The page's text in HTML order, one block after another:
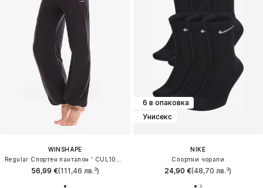
WINSHAPE
56,99 €(111,46 лв.³)
6 в опаковка
Унисекс
NIKE
Спортни чорапи
24,90 €(48,70 лв.³)